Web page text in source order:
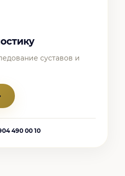
суставов и
490 00 10